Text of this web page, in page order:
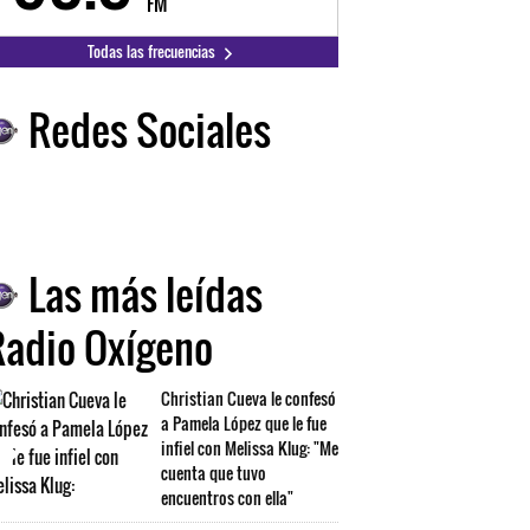
Todas las frecuencias
Redes Sociales
Las más leídas
Oxígeno
Christian Cueva le confesó
a Pamela López que le fue
infiel con Melissa Klug: "Me
cuenta que tuvo
encuentros con ella"